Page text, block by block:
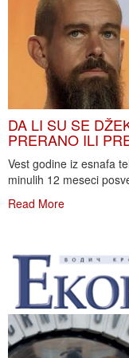
DA LI SU SE
PRERANO ILI
Vest godine iz esnafa
minulih 12 meseci
Read More